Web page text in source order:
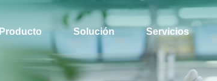
Producto Solución Servicios